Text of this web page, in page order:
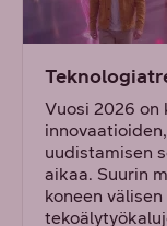
Vuosi 2026 on
uudistamisen
aikaa. Suurin
koneen